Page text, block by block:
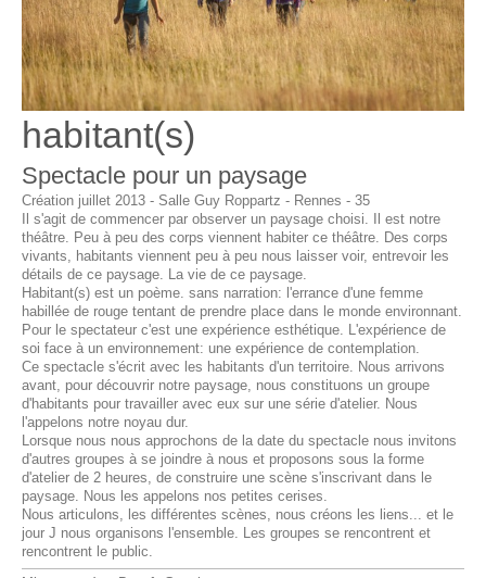
habitant(s)
Spectacle pour un paysage
Création juillet 2013 - Salle Guy Roppartz - Rennes - 35
Il s'agit de commencer par observer un paysage choisi. Il est notre
théâtre. Peu à peu des corps viennent habiter ce théâtre. Des corps
vivants, habitants viennent peu à peu nous laisser voir, entrevoir les
détails de ce paysage. La vie de ce paysage.
Habitant(s) est un poème. sans narration: l'errance d'une femme
habillée de rouge tentant de prendre place dans le monde environnant.
Pour le spectateur c'est une expérience esthétique. L'expérience de
soi face à un environnement: une expérience de contemplation.
Ce spectacle s'écrit avec les habitants d'un territoire. Nous arrivons
avant, pour découvrir notre paysage, nous constituons un groupe
d'habitants pour travailler avec eux sur une série d'atelier. Nous
l'appelons notre noyau dur.
Lorsque nous nous approchons de la date du spectacle nous invitons
d'autres groupes à se joindre à nous et proposons sous la forme
d'atelier de 2 heures, de construire une scène s'inscrivant dans le
paysage. Nous les appelons nos petites cerises.
Nous articulons, les différentes scènes, nous créons les liens... et le
jour J nous organisons l'ensemble. Les groupes se rencontrent et
rencontrent le public.